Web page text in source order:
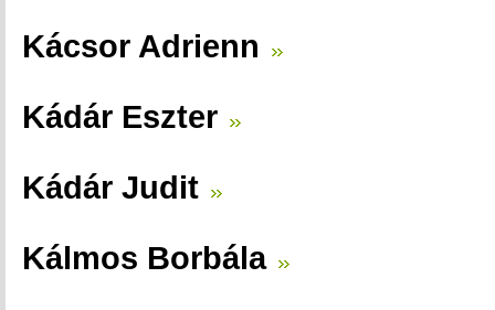
Kácsor Adrienn
Kádár Eszter
Kádár Judit
Kálmos Borbála